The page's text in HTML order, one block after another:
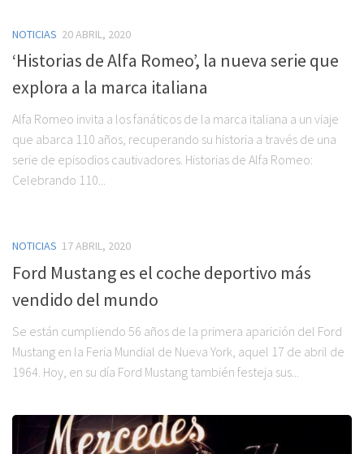
NOTICIAS 20 ABRIL, 2020
‘Historias de Alfa Romeo’, la nueva serie que
explora a la marca italiana
Alfa Romeo invita a los fanáticos de la marca italiana a un viaje
que abarca 110 años, recuperando su historia a través de una
serie de episodios cautivadores. Historias de Alfa Romeo:
Celebrando 110...
NOTICIAS 17 ABRIL, 2020
Ford Mustang es el coche deportivo más
vendido del mundo
Se están cumpliendo 56 años de la primera aparición del Ford
Mustang en la Feria Mundial de Nueva York, aquel 17 de abril de
1964. Hoy, en su día Ford Mustang también festeja sus...